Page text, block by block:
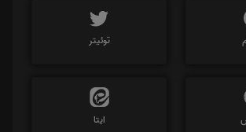
توئیتر
ایتا